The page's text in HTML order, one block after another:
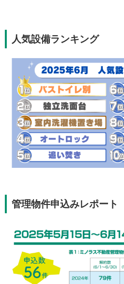
人気設備ランキング
管理物件申込みレポート